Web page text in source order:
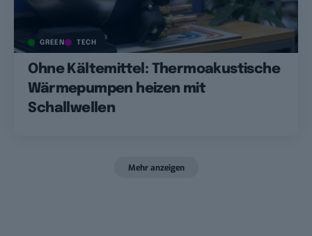
GREEN TECH
Ohne Kältemittel: Thermoakustische
Wärmepumpen heizen mit
Schallwellen
Mehr anzeigen